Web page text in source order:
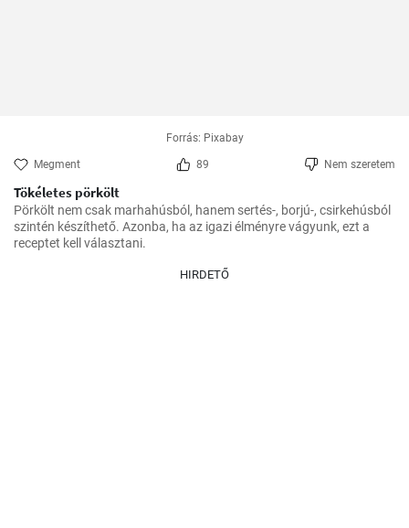
Forrás: Pixabay
Megment 89 Nem szeretem
Tökéletes pörkölt
Pörkölt nem csak marhahúsból, hanem sertés-, borjú-, csirkehúsból
szintén készíthető. Azonba, ha az igazi élményre vágyunk, ezt a
receptet kell választani.
HIRDETŐ